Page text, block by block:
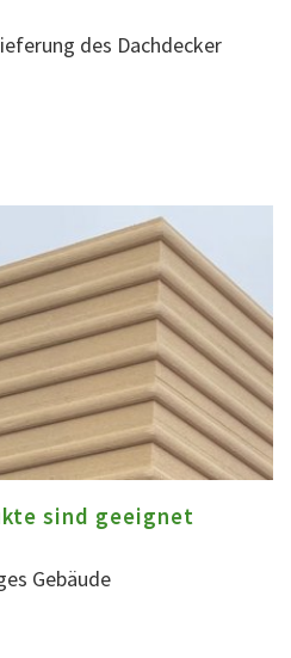
des Dachdecker
sind geeignet
Gebäude